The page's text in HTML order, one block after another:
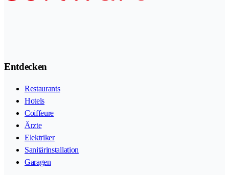
Entdecken
Restaurants
Hotels
Coiffeure
Ärzte
Elektriker
Sanitärinstallation
Garagen